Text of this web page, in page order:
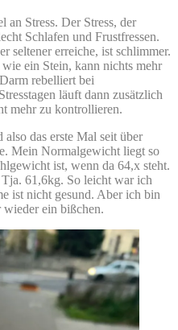
Stress. Der Stress, der
Schlafen und Frustfressen.
seltener erreiche, ist schlimmer.
ein Stein, kann nichts mehr
rebelliert bei
läuft dann zusätzlich
mehr zu kontrollieren.
das erste Mal seit über
Mein Normalgewicht liegt so
ist, wenn da 64,x steht.
61,6kg. So leicht war ich
ist nicht gesund. Aber ich bin
wieder ein bißchen.